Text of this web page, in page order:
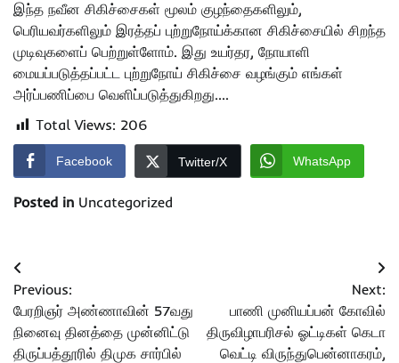
இந்த நவீன சிகிச்சைகள் மூலம் குழந்தைகளிலும்,
பெரியவர்களிலும் இரத்தப் புற்றுநோய்க்கான சிகிச்சையில் சிறந்த
முடிவுகளைப் பெற்றுள்ளோம். இது உயர்தர, நோயாளி
மையப்படுத்தப்பட்ட புற்றுநோய் சிகிச்சை வழங்கும் எங்கள்
அர்ப்பணிப்பை வெளிப்படுத்துகிறது.…
Total Views: 206
Facebook Twitter/X WhatsApp
Posted in Uncategorized
Post
navigation
Previous:
பேரறிஞர் அண்ணாவின் 57வது
நினைவு தினத்தை முன்னிட்டு
திருப்பத்தூரில் திமுக சார்பில்
Next:
பாணி முனியப்பன் கோவில்
திருவிழாபரிசல் ஓட்டிகள் கெடா
வெட்டி விருந்துபென்னாகரம்,